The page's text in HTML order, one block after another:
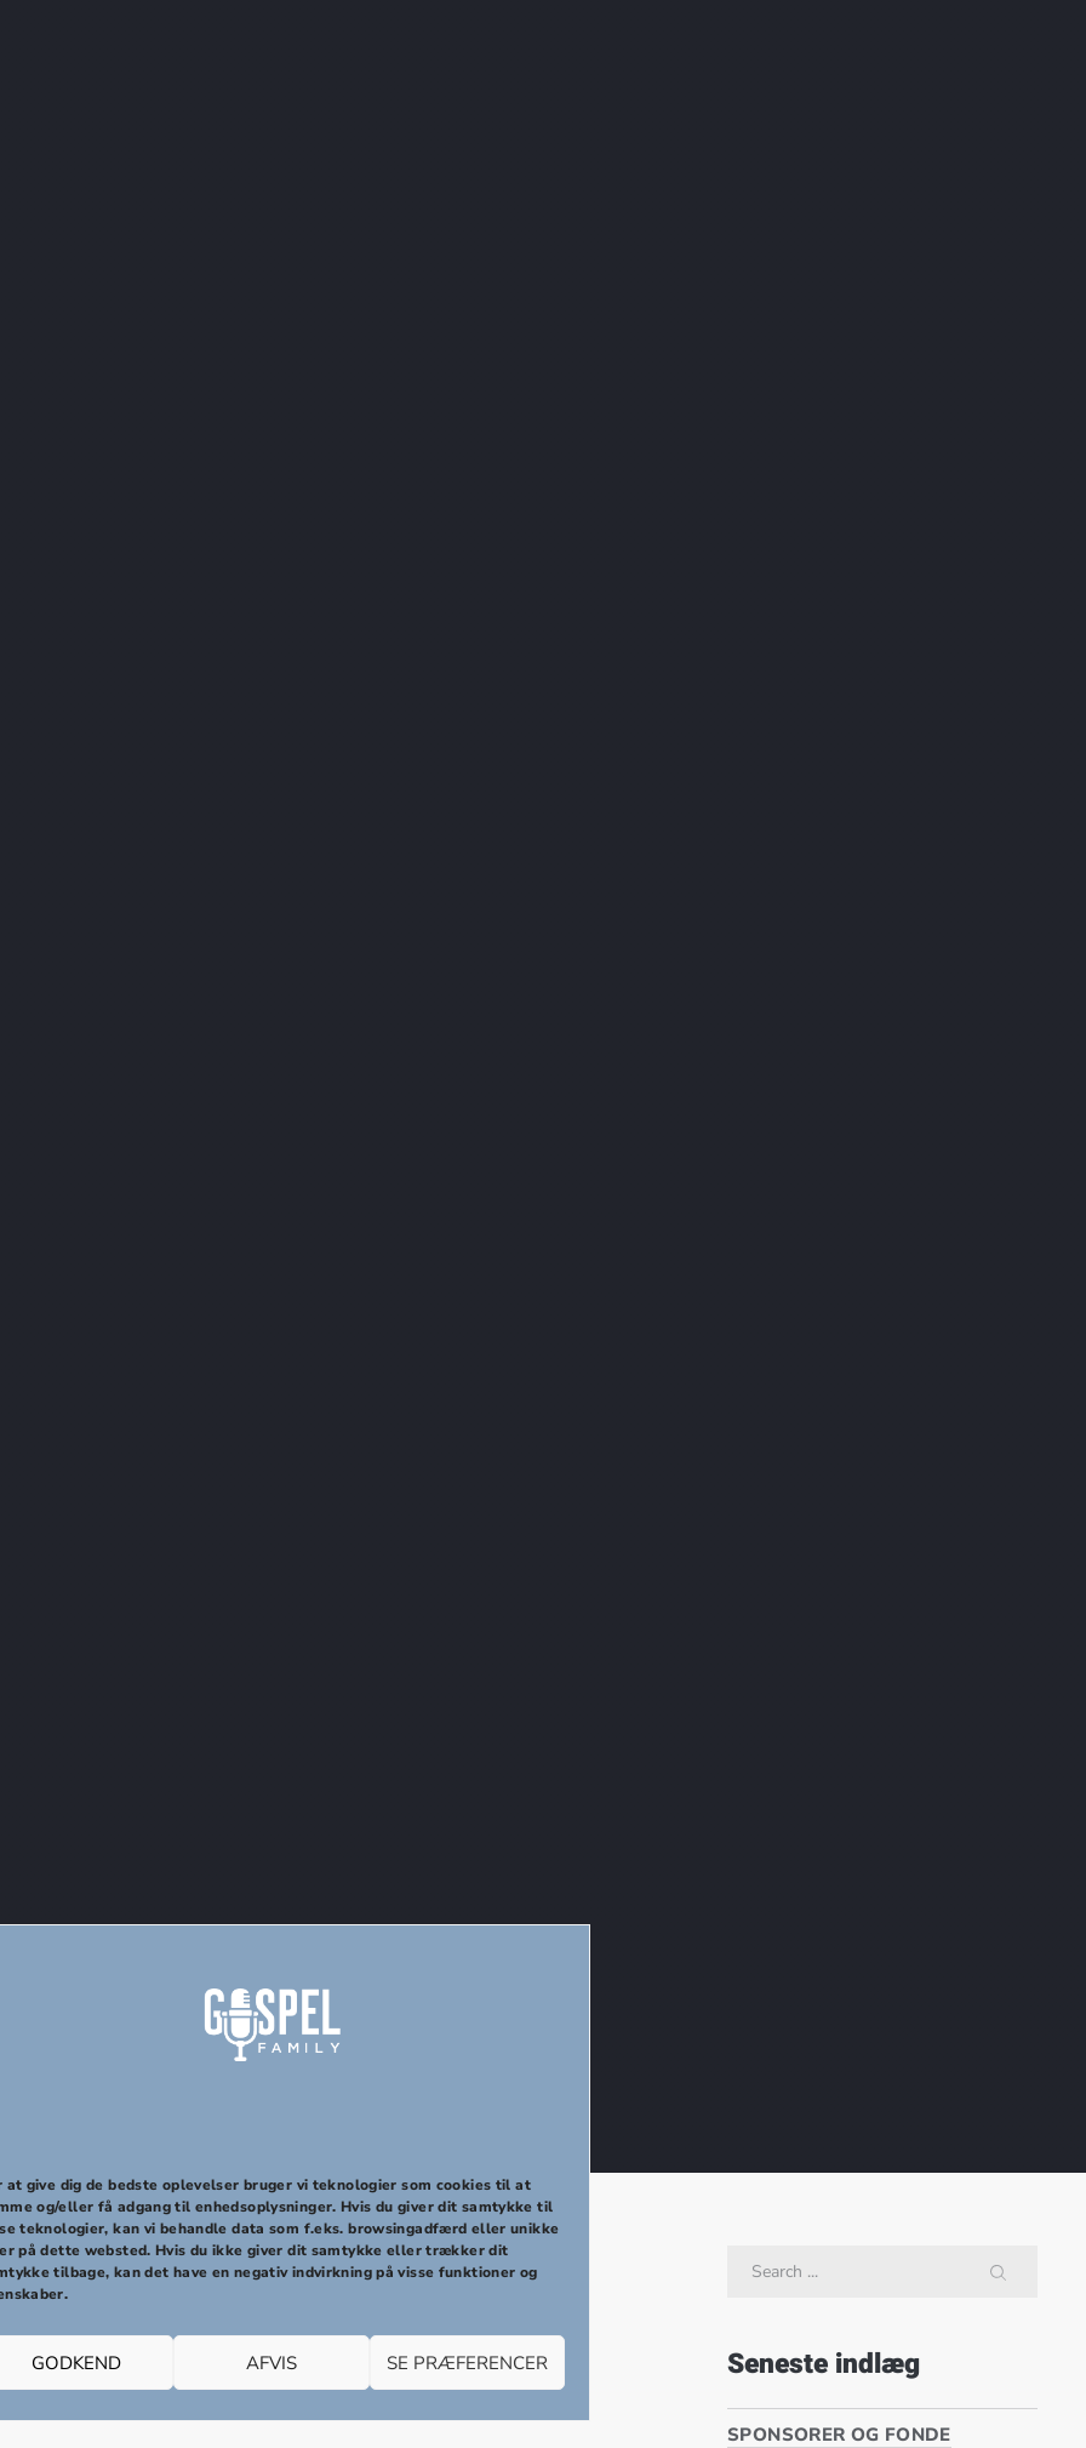
at give dig de bedste oplevelser bruger vi teknologier som cookies til at
og/eller få adgang til enhedsoplysninger. Hvis du giver dit samtykke til
teknologier, kan vi behandle data som f.eks. browsingadfærd eller unikke
på dette websted. Hvis du ikke giver dit samtykke eller trækker dit
tilbage, kan det have en negativ indvirkning på visse funktioner og
GODKEND AFVIS SE PRÆFERENCER
Archive
items were found.
SEARCH
Seneste indlæg
SPONSORER OG FONDE